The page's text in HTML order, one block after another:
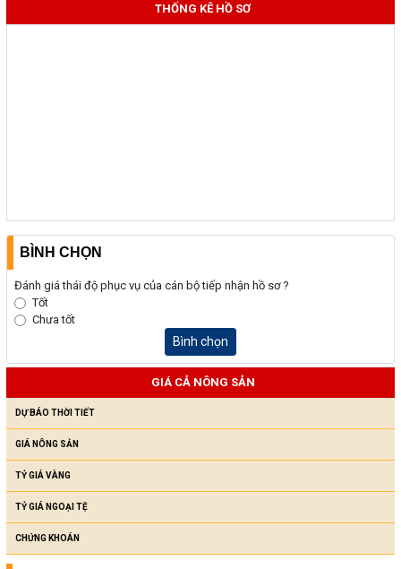
THỐNG KÊ HỒ SƠ
BÌNH CHỌN
Đánh giá thái độ phục vụ của cán bộ tiếp nhận hồ sơ ?
Tốt
Chưa tốt
Bình chọn
GIÁ CẢ NÔNG SẢN
DỰ BÁO THỜI TIẾT
GIÁ NÔNG SẢN
TỶ GIÁ VÀNG
TỶ GIÁ NGOẠI TỆ
CHỨNG KHOÁN